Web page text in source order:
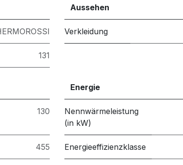
131
Aussehen
Verkleidung
130
455
Energie
Nennwärmeleistung
(in kW)
Energieeffizienzklasse